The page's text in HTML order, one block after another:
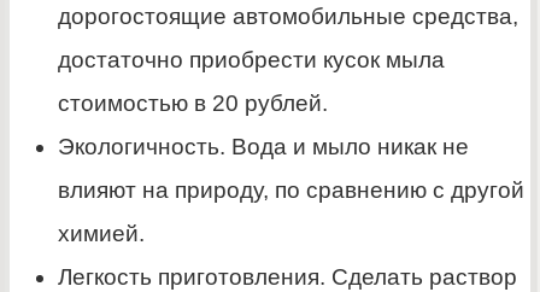
дорогостоящие автомобильные средства,
достаточно приобрести кусок мыла
стоимостью в 20 рублей.
Экологичность. Вода и мыло никак не
влияют на природу, по сравнению с другой
химией.
Легкость приготовления. Сделать раствор